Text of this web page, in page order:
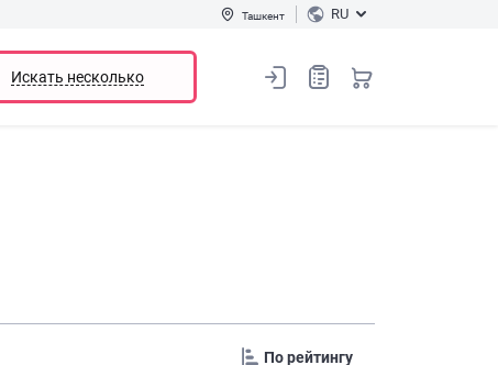
Ташкент RU
Искать несколько